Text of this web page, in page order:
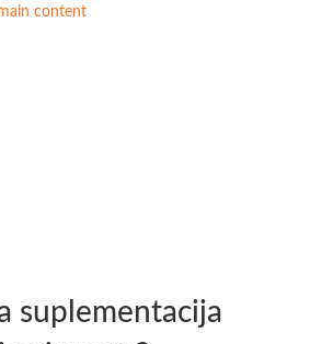
content
suplementacija